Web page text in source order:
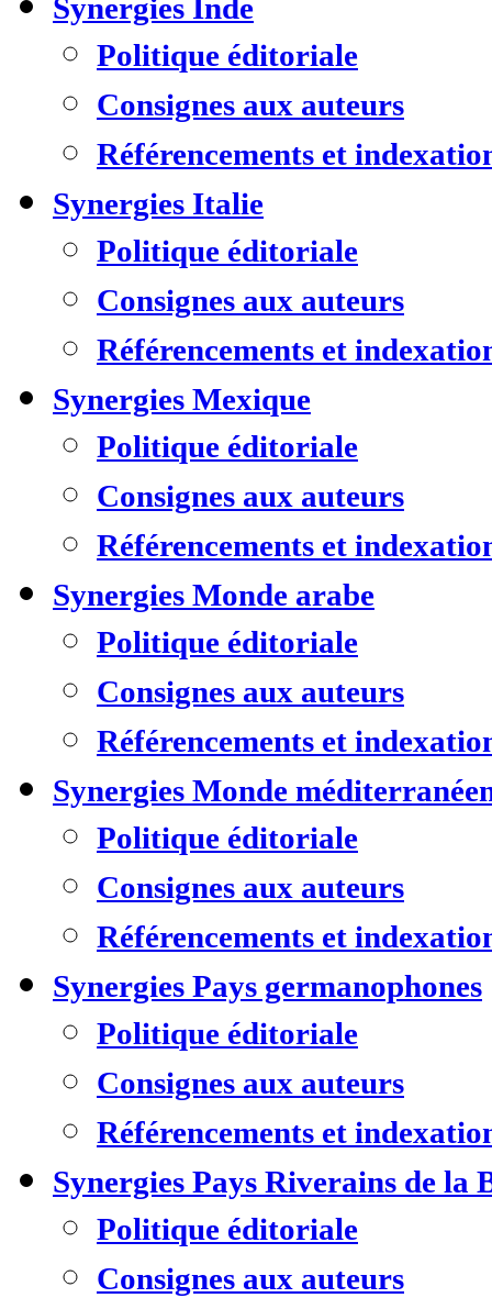
Synergies Inde
Politique éditoriale
Consignes aux auteurs
Référencements et
Synergies Italie
Politique éditoriale
Consignes aux auteurs
Référencements et
Synergies Mexique
Politique éditoriale
Consignes aux auteurs
Référencements et
Synergies Monde arabe
Politique éditoriale
Consignes aux auteurs
Référencements et
Synergies Monde
Politique éditoriale
Consignes aux auteurs
Référencements et
Synergies Pays germanophones
Politique éditoriale
Consignes aux auteurs
Référencements et
Synergies Pays Riverains de la
Politique éditoriale
Consignes aux auteurs